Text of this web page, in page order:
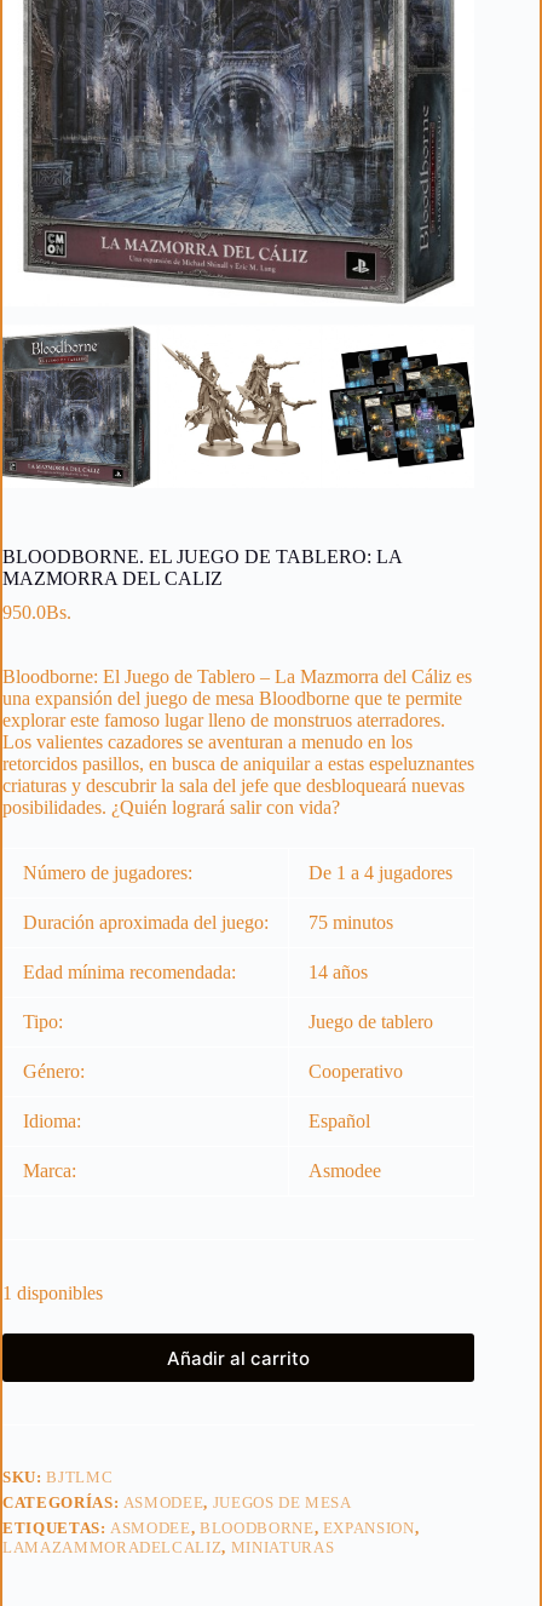
BLOODBORNE. EL JUEGO DE TABLERO: LA
MAZMORRA DEL CALIZ
950.0Bs.
Bloodborne: El Juego de Tablero – La Mazmorra del Cáliz es
una expansión del juego de mesa Bloodborne que te permite
explorar este famoso lugar lleno de monstruos aterradores.
Los valientes cazadores se aventuran a menudo en los
retorcidos pasillos, en busca de aniquilar a estas espeluznantes
criaturas y descubrir la sala del jefe que desbloqueará nuevas
posibilidades. ¿Quién logrará salir con vida?
Número de jugadores: De 1 a 4 jugadores
Duración aproximada del juego: 75 minutos
Edad mínima recomendada: 14 años
Tipo: Juego de tablero
Género: Cooperativo
Idioma: Español
Marca: Asmodee
1 disponibles
Añadir al carrito
SKU:BJTLMC
CATEGORÍAS: ASMODEE, JUEGOS DE MESA
ETIQUETAS:ASMODEE,BLOODBORNE, EXPANSION,
LAMAZAMMORADELCALIZ, MINIATURAS